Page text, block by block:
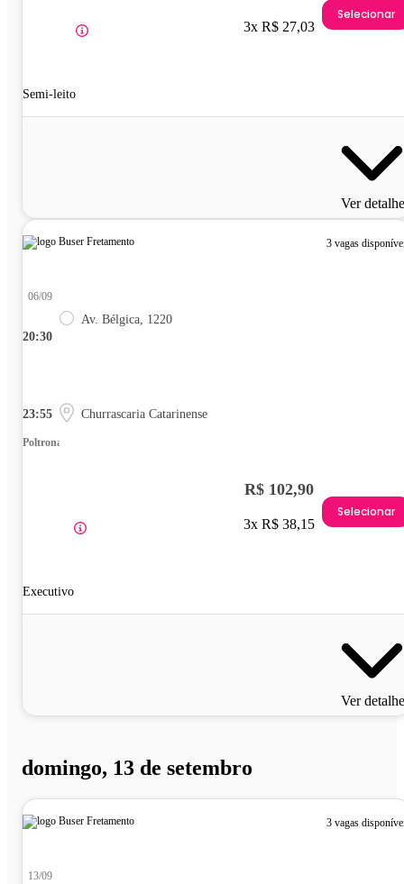
Semi-leito
3x R$ 27,03
Selecionar
Ver
3 vagas
20:30
06/09
Av. Bélgica, 1220
23:55 Churrascaria Catarinense
Poltrona
Executivo
R$ 102,90
3x R$ 38,15
Selecionar
Ver
domingo, 13 de setembro
3 vagas
13/09